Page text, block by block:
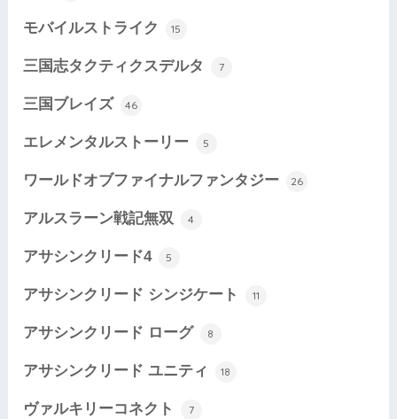
モバイルストライク 15
三国志タクティクスデルタ 7
三国ブレイズ 46
エレメンタルストーリー 5
ワールドオブファイナルファンタジー 26
アルスラーン戦記無双 4
アサシンクリード4 5
アサシンクリード シンジケート 11
アサシンクリード ローグ 8
アサシンクリード ユニティ 18
ヴァルキリーコネクト 7